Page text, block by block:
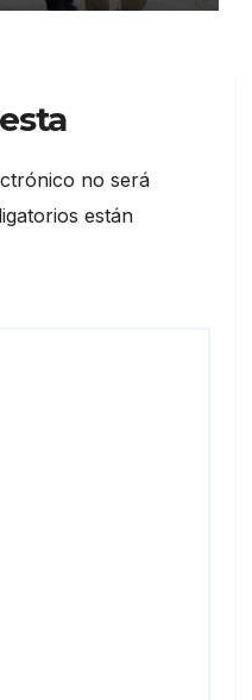
no será
están